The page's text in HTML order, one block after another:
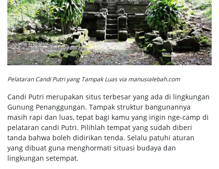
Pelataran Candi Putri yang Tampak Luas via manusialebah.com
Candi Putri merupakan situs terbesar yang ada di lingkungan
Gunung Penanggungan. Tampak struktur bangunannya
masih rapi dan luas, tepat bagi kamu yang ingin nge-camp di
pelataran candi Putri. Pilihlah tempat yang sudah diberi
tanda bahwa boleh didirikan tenda. Selalu patuhi aturan
yang dibuat guna menghormati situasi budaya dan
lingkungan setempat.